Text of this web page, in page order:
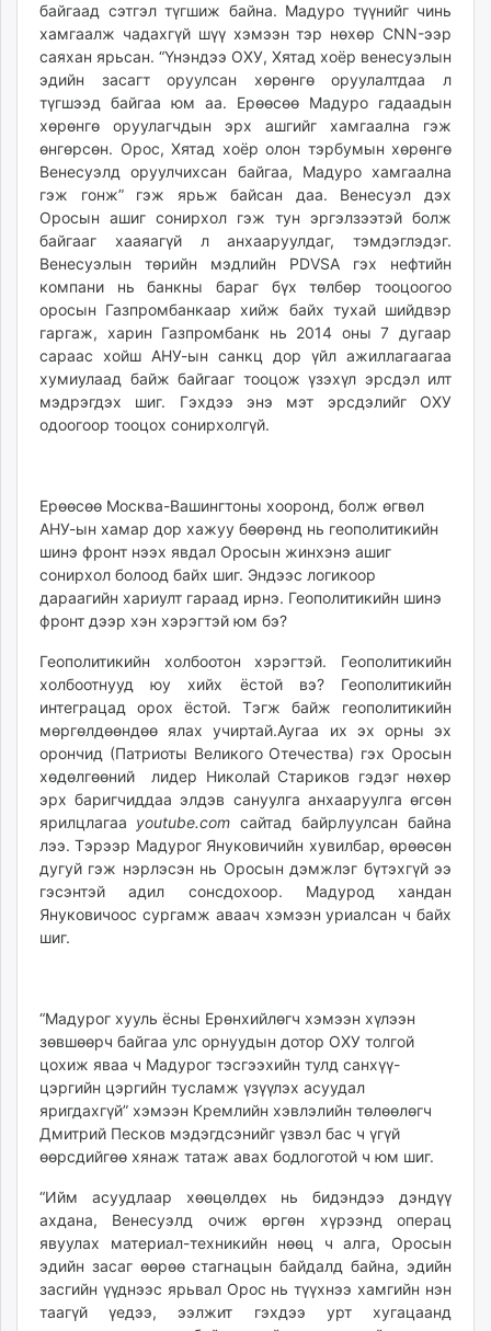
байгаад сэтгэл түгшиж байна. Мадуро түүнийг чинь
хамгаалж чадахгүй шүү хэмээн тэр нөхөр CNN-ээр
саяхан ярьсан. “Үнэндээ ОХУ, Хятад хоёр венесуэлын
эдийн засагт оруулсан хөрөнгө оруулалтдаа л
түгшээд байгаа юм аа. Ерөөсөө Мадуро гадаадын
хөрөнгө оруулагчдын эрх ашгийг хамгаална гэж
өнгөрсөн. Орос, Хятад хоёр олон тэрбумын хөрөнгө
Венесуэлд оруулчихсан байгаа, Мадуро хамгаална
гэж гонж” гэж ярьж байсан даа. Венесуэл дэх
Оросын ашиг сонирхол гэж тун эргэлзээтэй болж
байгааг хааяагүй л анхааруулдаг, тэмдэглэдэг.
Венесуэлын төрийн мэдлийн PDVSA гэх нефтийн
компани нь банкны бараг бүх төлбөр тооцоогоо
оросын Газпромбанкаар хийж байх тухай шийдвэр
гаргаж, харин Газпромбанк нь 2014 оны 7 дугаар
сараас хойш АНУ-ын санкц дор үйл ажиллагаагаа
хумиулаад байж байгааг тооцож үзэхүл эрсдэл илт
мэдрэгдэх шиг. Гэхдээ энэ мэт эрсдэлийг ОХУ
одоогоор тооцох сонирхолгүй.
Ерөөсөө Москва-Вашингтоны хооронд, болж өгвөл
АНУ-ын хамар дор хажуу бөөрөнд нь геополитикийн
шинэ фронт нээх явдал Оросын жинхэнэ ашиг
сонирхол болоод байх шиг. Эндээс логикоор
дараагийн хариулт гараад ирнэ. Геополитикийн шинэ
фронт дээр хэн хэрэгтэй юм бэ?
Геополитикийн холбоотон хэрэгтэй. Геополитикийн
холбоотнууд юу хийх ёстой вэ? Геополитикийн
интеграцад орох ёстой. Тэгж байж геополитикийн
мөргөлдөөндөө ялах учиртай.Аугаа их эх орны эх
орончид (Патриоты Великого Отечества) гэх Оросын
хөдөлгөөний лидер Николай Стариков гэдэг нөхөр
эрх баригчиддаа элдэв сануулга анхааруулга өгсөн
ярилцлагаа youtube.com сайтад байрлуулсан байна
лээ. Тэрээр Мадурог Януковичийн хувилбар, өрөөсөн
дугуй гэж нэрлэсэн нь Оросын дэмжлэг бүтэхгүй ээ
гэсэнтэй адил сонсдохоор. Мадурод хандан
Януковичоос сургамж аваач хэмээн уриалсан ч байх
шиг.
“Мадурог хууль ёсны Ерөнхийлөгч хэмээн хүлээн
зөвшөөрч байгаа улс орнуудын дотор ОХУ толгой
цохиж яваа ч Мадурог тэсгээхийн тулд санхүү-
цэргийн цэргийн тусламж үзүүлэх асуудал
яригдахгүй” хэмээн Кремлийн хэвлэлийн төлөөлөгч
Дмитрий Песков мэдэгдсэнийг үзвэл бас ч үгүй
өөрсдийгөө хянаж татаж авах бодлоготой ч юм шиг.
“Ийм асуудлаар хөөцөлдөх нь бидэндээ дэндүү
ахдана, Венесуэлд очиж өргөн хүрээнд операц
явуулах материал-техникийн нөөц ч алга, Оросын
эдийн засаг өөрөө стагнацын байдалд байна, эдийн
засгийн үүднээс ярьвал Орос нь түүхнээ хамгийн нэн
таагүй үедээ, ээлжит гэхдээ урт хугацаанд